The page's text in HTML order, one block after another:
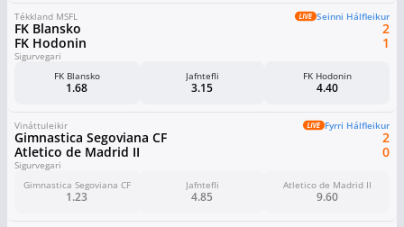
Tékkland MSFL Seinni Hálfleikur
FK Blansko
FK Hodonin
2
1
Sigurvegari
FK Blansko
1.68
Jafntefli
3.15
FK Hodonin
4.40
Vináttuleikir Fyrri Hálfleikur
Gimnastica Segoviana CF
Atletico de Madrid II
2
0
Sigurvegari
Gimnastica Segoviana CF
1.23
Jafntefli
4.85
Atletico de Madrid II
9.60